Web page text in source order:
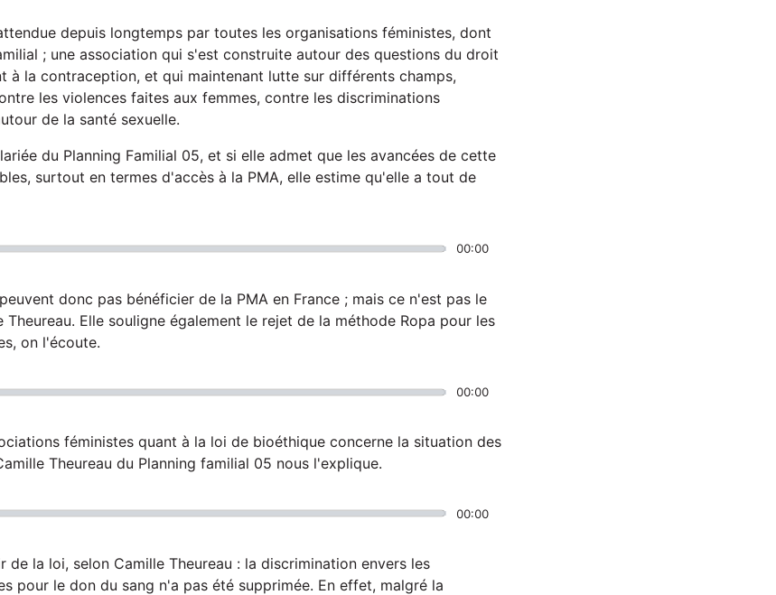
depuis longtemps par toutes les organisations féministes, dont
; une association qui s'est construite autour des questions du droit
à la contraception, et qui maintenant lutte sur différents champs,
les violences faites aux femmes, contre les discriminations
de la santé sexuelle.
du Planning Familial 05, et si elle admet que les avancées de cette
surtout en termes d'accès à la PMA, elle estime qu'elle a tout de
00:00
donc pas bénéficier de la PMA en France ; mais ce n'est pas le
Theureau. Elle souligne également le rejet de la méthode Ropa pour les
on l'écoute.
00:00
féministes quant à la loi de bioéthique concerne la situation des
Theureau du Planning familial 05 nous l'explique.
00:00
de la loi, selon Camille Theureau : la discrimination envers les
pour le don du sang n'a pas été supprimée. En effet, malgré la